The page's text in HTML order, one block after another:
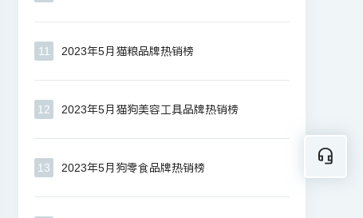
11 2023年5月猫粮品牌热销榜
12 2023年5月猫狗美容工具品牌热销榜
13 2023年5月狗零食品牌热销榜